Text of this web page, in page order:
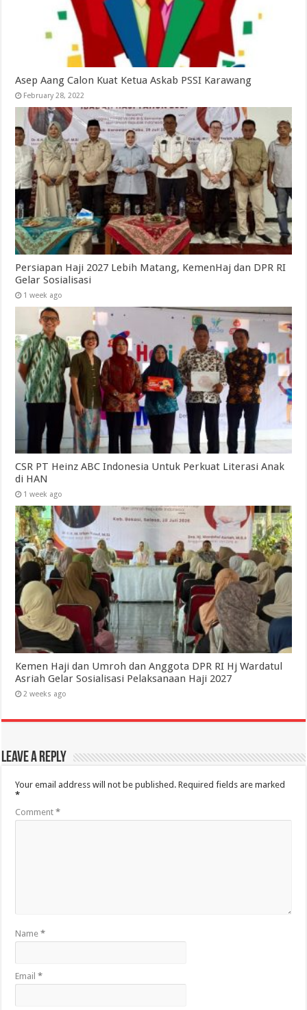
Asep Aang Calon Kuat Ketua Askab PSSI Karawang
February 28, 2022
Persiapan Haji 2027 Lebih Matang, KemenHaj dan DPR RI
Gelar Sosialisasi
1 week ago
CSR PT Heinz ABC Indonesia Untuk Perkuat Literasi Anak
di HAN
1 week ago
Kemen Haji dan Umroh dan Anggota DPR RI Hj Wardatul
Asriah Gelar Sosialisasi Pelaksanaan Haji 2027
2 weeks ago
Leave a Reply
Your email address will not be published. Required fields are marked
*
Comment*
Name*
Email*